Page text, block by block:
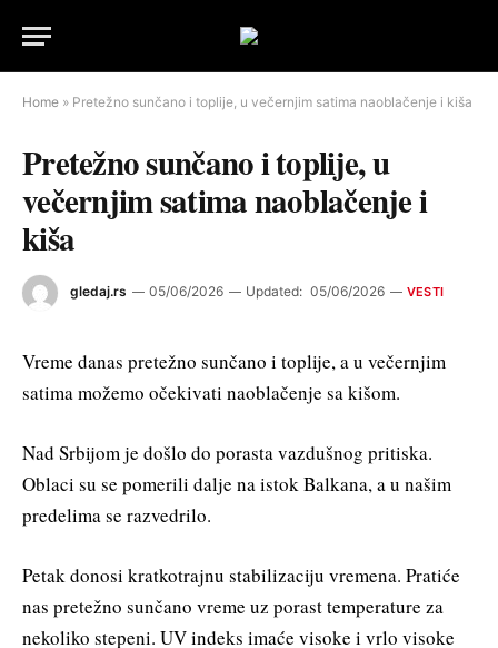
Home » Pretežno sunčano i toplije, u večernjim satima naoblačenje i kiša
Pretežno sunčano i toplije, u
večernjim satima naoblačenje i
kiša
gledaj.rs 05/06/2026 Updated: 05/06/2026 VESTI
Vreme danas pretežno sunčano i toplije, a u večernjim
satima možemo očekivati naoblačenje sa kišom.
Nad Srbijom je došlo do porasta vazdušnog pritiska.
Oblaci su se pomerili dalje na istok Balkana, a u našim
predelima se razvedrilo.
Petak donosi kratkotrajnu stabilizaciju vremena. Pratiće
nas pretežno sunčano vreme uz porast temperature za
nekoliko stepeni. UV indeks imaće visoke i vrlo visoke